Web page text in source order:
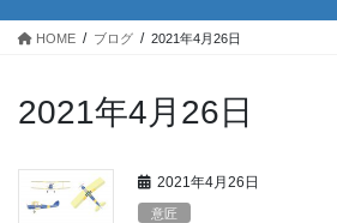
HOME ブログ 2021年4月26日
2021年4月26日
2021年4月26日
意匠